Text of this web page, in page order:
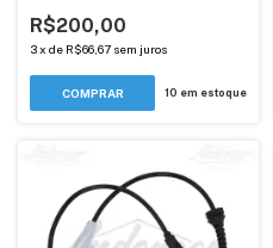
R$200,00
3x de R$66,67 sem juros
10 em estoque